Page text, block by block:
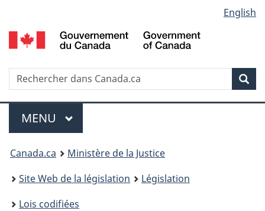
au
contenu
propos
de
la
HTML
simplifiée
selection
English
Recherche
Menu
MENU PRINCIPAL
You
are
here:
Canada.ca
Ministère de la Justice
Site Web de la législation
Législation
Lois codifiées